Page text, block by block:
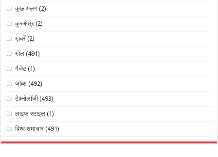
कुछ अलग (2)
कुरुक्षेत्र (2)
ख़बरें (2)
खेल (491)
गैजेट(1)
जॉब्स (492)
टेक्नोलॉजी (493)
लाइफ स्टाइल (1)
विश्व समाचार (491)